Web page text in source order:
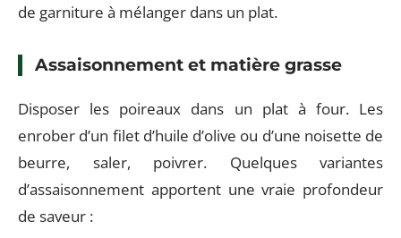
de garniture à mélanger dans un plat.
Assaisonnement et matière grasse
Disposer les poireaux dans un plat à four. Les
enrober d’un filet d’huile d’olive ou d’une noisette de
beurre, saler, poivrer. Quelques variantes
d’assaisonnement apportent une vraie profondeur
de saveur :